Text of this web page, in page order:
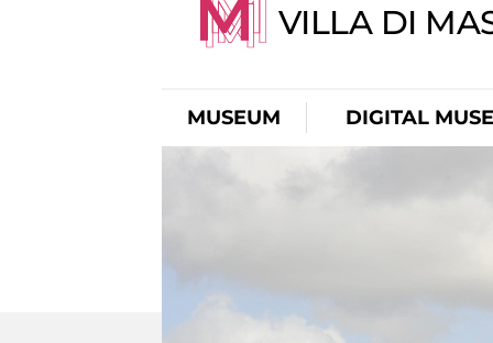
VILLA DI
MUSEUM DIGITAL